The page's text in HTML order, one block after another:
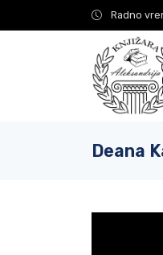
Radno
Deana